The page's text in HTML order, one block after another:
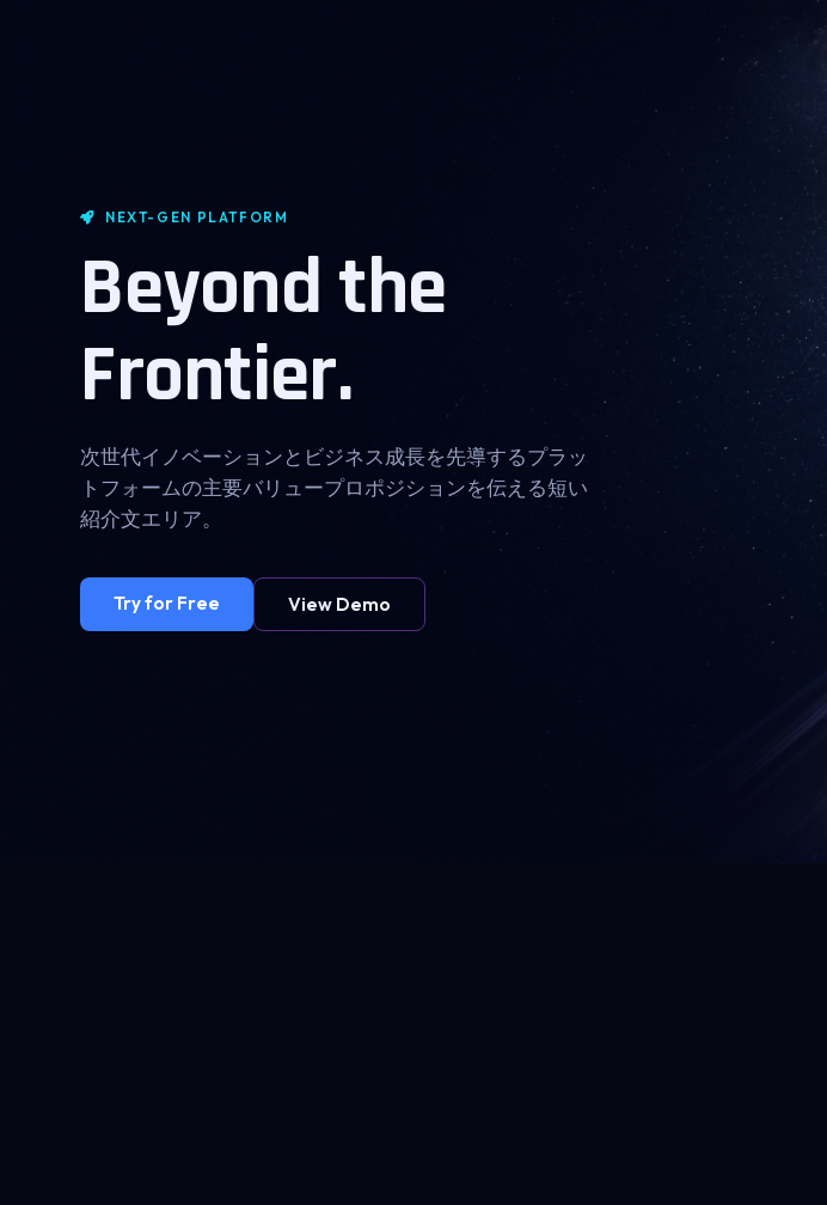
NEXT-GEN PLATFORM
Beyond the
Frontier.
次世代イノベーションとビジネス成長を先導するプラッ
トフォームの主要バリュープロポジションを伝える短い
紹介文エリア。
Try for Free View Demo